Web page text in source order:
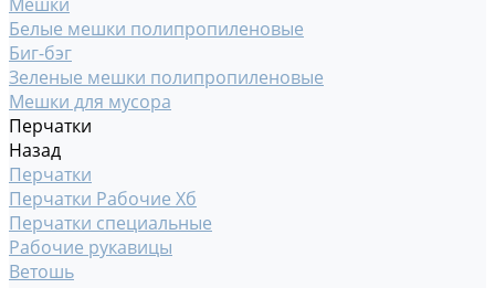
Белые мешки полипропиленовые
Биг-бэг
Зеленые мешки полипропиленовые
Мешки для мусора
Перчатки
Назад
Перчатки
Перчатки Рабочие Хб
Перчатки специальные
Рабочие рукавицы
Ветошь